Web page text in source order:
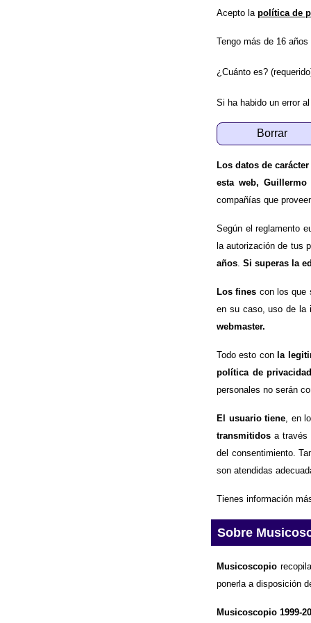
Acepto la política de
Tengo más de 16
¿Cuánto es?
Si ha habido un error
Los datos de carácter
esta web,
compañías que
Según el reglamento
la autorización de tus
años Si superas la
Los fines con los que
en su caso, uso de la
webmaster.
Todo esto con la
política de privacidad
personales no serán
El usuario tiene , en
transmitidos a través
del consentimiento.
son atendidas
Tienes información
Sobre
Musicoscopio
ponerla a disposición
Musicoscopio 1999-